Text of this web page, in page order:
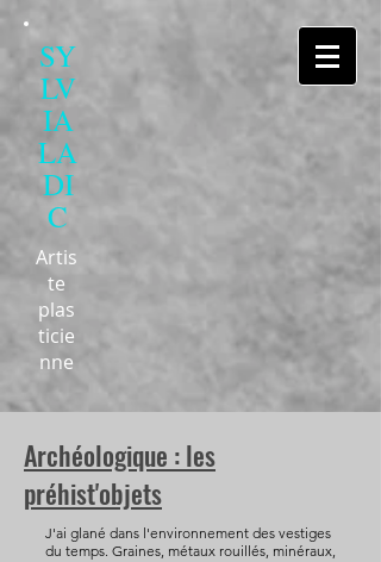
SY
LV
IA
LA
DI
C
Artis
te
plas
ticie
nne
Archéologique : les
préhist'objets
J'ai glané dans l'environnement des vestiges
du temps. Graines, métaux rouillés, minéraux,